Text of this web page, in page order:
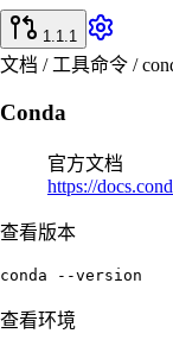
1.1.1
文档 / 工具命令 /
Conda
官方文档
https://
查看版本
conda --version
查看环境